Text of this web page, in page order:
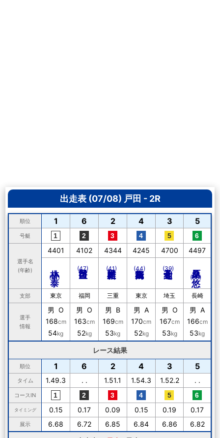
出走表 (07/08) 戸田 - 2R
順位 1 6 2 4 3 5
号艇
選手名
(年齢)
4401 4102 4344 4245 4700 4497
(41)
(47) (41) (44) (39)
(39)
支部 東京 福岡 三重 東京 埼玉 長崎
選手
情報
男 O
168cm
54kg
男 O
163cm
52kg
男 B
169cm
53kg
男 A
170cm
52kg
男 O
167cm
53kg
男 A
166cm
53kg
レース結果
順位 1 6 2 4 3 5
タイム 1.49.3 . . 1.51.1 1.54.3 1.52.2 . .
コースIN
タイミング 0.15 0.17 0.09 0.15 0.19 0.17
展示 6.68 6.72 6.85 6.84 6.86
6.82